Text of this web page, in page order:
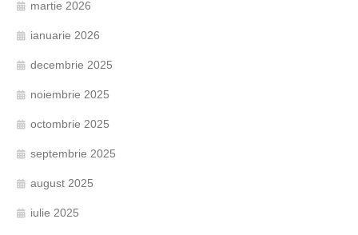
martie 2026
ianuarie 2026
decembrie 2025
noiembrie 2025
octombrie 2025
septembrie 2025
august 2025
iulie 2025